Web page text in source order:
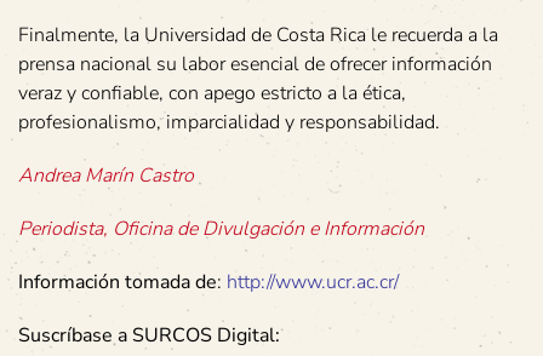
Finalmente, la Universidad de Costa Rica le recuerda a la
prensa nacional su labor esencial de ofrecer información
veraz y confiable, con apego estricto a la ética,
profesionalismo, imparcialidad y responsabilidad.
Andrea Marín Castro
Periodista, Oficina de Divulgación e Información
Información tomada de: http://www.ucr.ac.cr/
Suscríbase a SURCOS Digital: